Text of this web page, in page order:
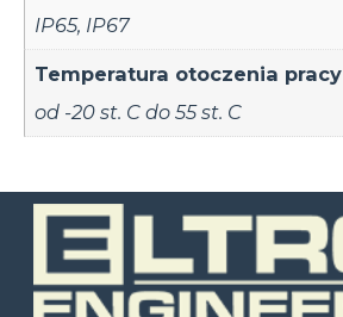
IP65, IP67
Temperatura otoczenia pracy
od -20 st. C do 55 st. C